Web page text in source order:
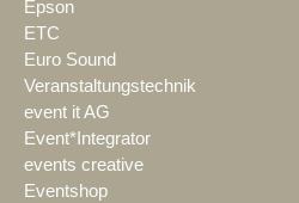
Epson
ETC
Euro Sound
Veranstaltungstechnik
event it AG
Event*Integrator
events creative
Eventshop